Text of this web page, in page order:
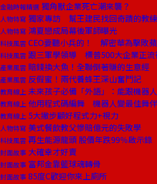
金融時報精選 獨角獸企業死亡潮來襲？
人物特寫 獨家專訪 幫王建民找回奇蹟的教練
人物特寫 鴻夏戀成局幕後軍師曝光
科技風雲 CEO要聽小兵的！ 解密華為擊敗
科技風雲 跟三軍學領導 標普500大企業正流
產業風雲 賠錢換大魚！全聯倒著賺的生意經
產業風雲 反假蜜！兩代養蜂王深山奮鬥記
教育線上 未來孩子必備「外語」：能跟機器
教育線上 他用程式碼編舞 機器人變最佳舞伴
教育線上 5大撇步顧好程式力+視力
人物特寫 美式餐飲教父慘賠億元的失敗學
科技風雲 再生能源龍頭 股價年跌99％啟示錄
封面故事 大確幸才好賣
封面故事 富邦金靠籃球魂轉骨
封面故事 85度C歡迎你來上廁所